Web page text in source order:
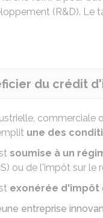
(R&D). Le
du crédit
une des
soumise à un
ou de l'impôt sur le
exonérée d'impôt
entreprise